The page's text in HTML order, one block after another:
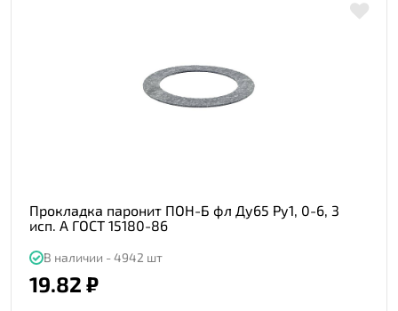
Прокладка паронит ПОН-Б фл Ду65 Ру1, 0-6, 3
исп. А ГОСТ 15180-86
В наличии - 4942 шт
19.82 ₽